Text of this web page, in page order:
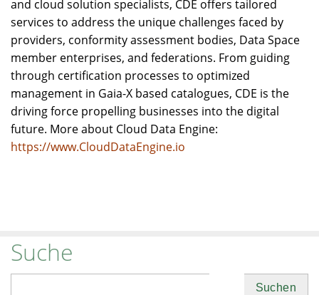
and cloud solution specialists, CDE offers tailored
services to address the unique challenges faced by
providers, conformity assessment bodies, Data Space
member enterprises, and federations. From guiding
through certification processes to optimized
management in Gaia-X based catalogues, CDE is the
driving force propelling businesses into the digital
future. More about Cloud Data Engine:
https://www.CloudDataEngine.io
Suche